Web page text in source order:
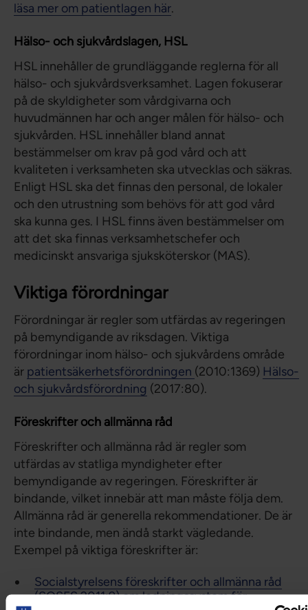
läsa mer om patientlagen här.
Hälso- och sjukvårdslagen, HSL
HSL innehåller de grundläggande reglerna för all
hälso- och sjukvårdsverksamhet. Lagen fokuserar
på de skyldigheter som vårdgivarna och
huvudmännen har och anger målen för hälso- och
sjukvården. HSL innehåller bland annat
bestämmelser om krav på god vård och att
kvaliteten i verksamheten ska utvecklas och säkras.
Enligt HSL ska det finnas den personal, de lokaler
och den utrustning som behövs för att god vård
ska kunna ges. I HSL finns även bestämmelser om
att det ska finnas verksamhetschefer och
medicinskt ansvariga sjuksköterskor (MAS).
Viktiga förordningar
Förordningar är regler som utfärdas av regeringen
på bemyndigande av riksdagen. Viktiga
förordningar inom hälso- och sjukvårdens område
är patientsäkerhetsförordningen (2010:1369) Hälso-
och sjukvårdsförordning (2017:80).
Föreskrifter och allmänna råd
Föreskrifter och allmänna råd är regler som
utfärdas av statliga myndigheter efter
bemyndigande av regeringen. Föreskrifter är
bindande, vilket innebär att man måste följa dem.
Allmänna råd är generella rekommendationer. De är
inte bindande, men ändå starkt vägledande.
Exempel på viktiga föreskrifter är:
Socialstyrelsens föreskrifter och allmänna råd
(SOSFS 2011:9) om ledningssystem för